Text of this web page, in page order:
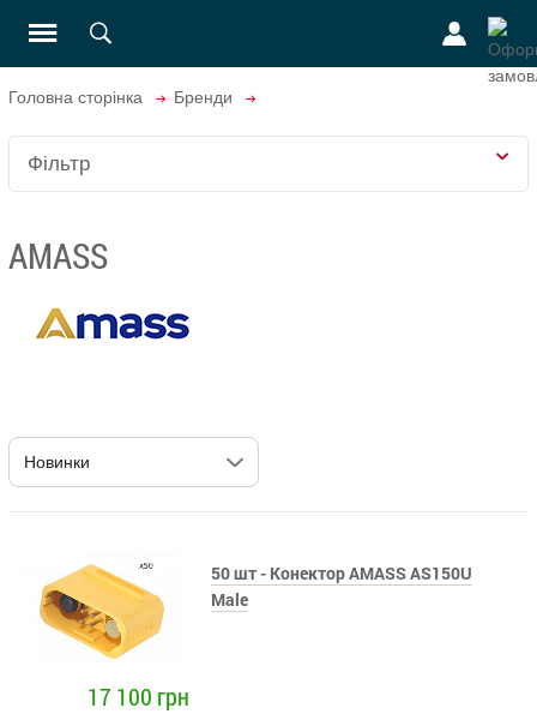
Головна сторінка Бренди
Фільтр
AMASS
50 шт - Конектор AMASS AS150U
Male
17 100 грн